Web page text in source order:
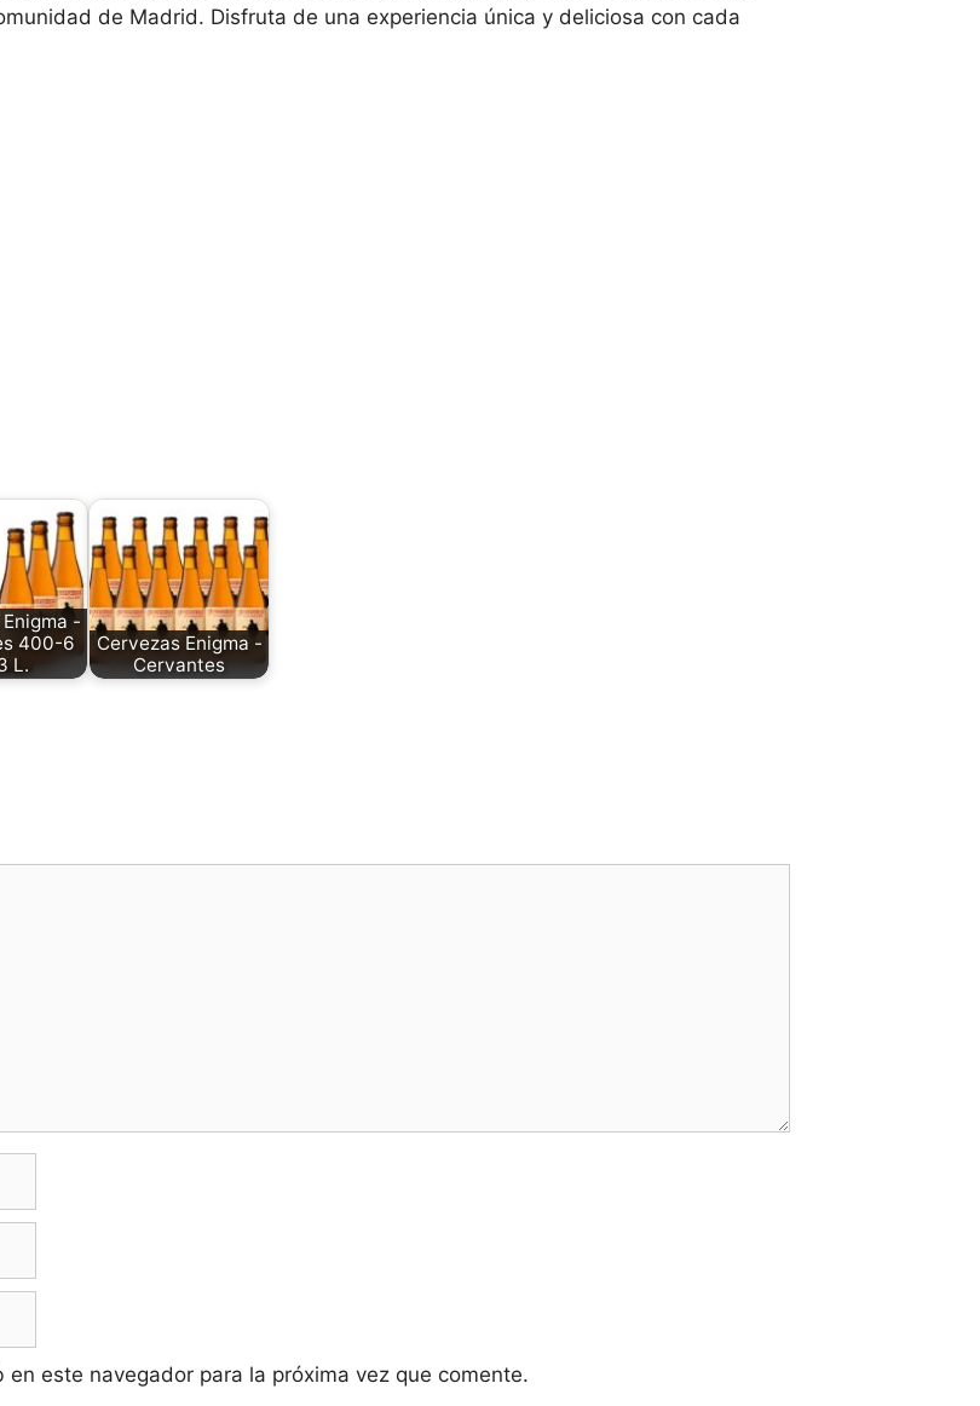
de Madrid. Disfruta de una experiencia única y deliciosa con cada
-
400-6
L.
Cervezas Enigma -
Cervantes
este navegador para la próxima vez que comente.